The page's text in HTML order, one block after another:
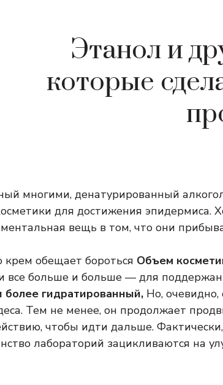
Этанол и
которые
многими, денатурированный
для достижения эпидермиса.
вещь в том, что они
крем обещает бороться Объем
больше и больше — для
более гидратированный, Но,
Тем не менее, он продолжает
чтобы идти дальше.
лабораторий зацикливаются на